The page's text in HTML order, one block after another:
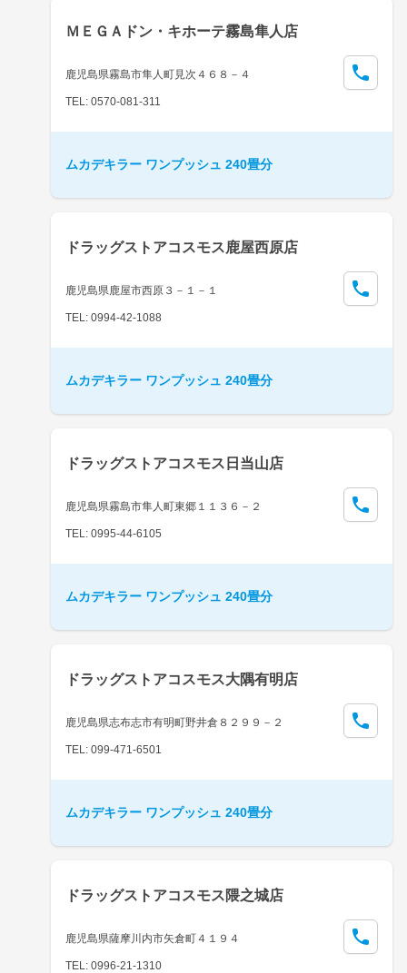
ＭＥＧＡドン・キホーテ霧島隼人店
鹿児島県霧島市隼人町見次４６８－４
TEL: 0570-081-311
ムカデキラー ワンプッシュ 240畳分
ドラッグストアコスモス鹿屋西原店
鹿児島県鹿屋市西原３－１－１
TEL: 0994-42-1088
ムカデキラー ワンプッシュ 240畳分
ドラッグストアコスモス日当山店
鹿児島県霧島市隼人町東郷１１３６－２
TEL: 0995-44-6105
ムカデキラー ワンプッシュ 240畳分
ドラッグストアコスモス大隅有明店
鹿児島県志布志市有明町野井倉８２９９－２
TEL: 099-471-6501
ムカデキラー ワンプッシュ 240畳分
ドラッグストアコスモス隈之城店
鹿児島県薩摩川内市矢倉町４１９４
TEL: 0996-21-1310